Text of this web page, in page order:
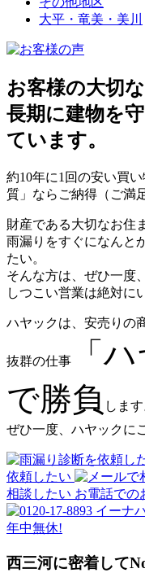
大平・竜美・美川
お客様の大切
長期に建物を
ています。
約10年に1回の安い買
質」ならご納得（ご満
財産である大切なお住
雨漏りをすぐになんと
たい。
そんな方は、ぜひ一度
しつこい営業は絶対に
ハヤックは、安売りの
抜群の仕事
「
で勝負 します
ぜひ一度、ハヤックに
依頼したい
相談したい お電話での
年中無休!
西三河に密着して